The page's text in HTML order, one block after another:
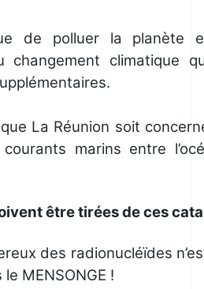
de polluer la planète
changement climatique
La Réunion soit
marins entre
être tirées de ces
des radionucléïdes
MENSONGE !